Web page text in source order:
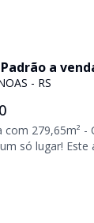
a
4 vagas com
- RS
com 279,65m² -
amplo e elegante
sala de estar
despensa,